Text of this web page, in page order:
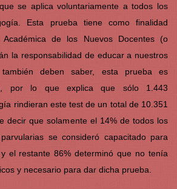
se aplica voluntariamente a todos los
Esta prueba tiene como finalidad
Académica de los Nuevos Docentes (o
la responsabilidad de educar a nuestros
deben saber, esta prueba es
por lo que explica que sólo 1.443
rindieran este test de un total de 10.351
decir que solamente el 14% de todos los
se consideró capacitado para
el restante 86% determinó que no tenía
y necesario para dar dicha prueba.